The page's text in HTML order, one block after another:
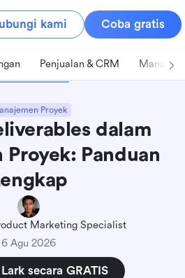
kami Coba gratis
Penjualan & CRM
Proyek
dalam
Proyek: Panduan
Marketing Specialist
6 Agu 2026
secara GRATIS